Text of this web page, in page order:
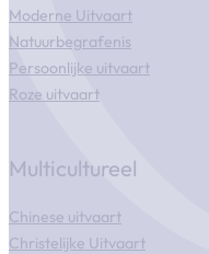
Moderne Uitvaart
Natuurbegrafenis
Persoonlijke uitvaart
Roze uitvaart
Multicultureel
Chinese uitvaart
Christelijke Uitvaart